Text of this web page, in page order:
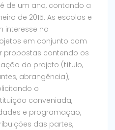
de um ano, contando a
de 2015. As escolas e
interesse no
em conjunto com
propostas contendo os
do projeto (título,
abrangência),
o
conveniada,
e programação,
das partes,